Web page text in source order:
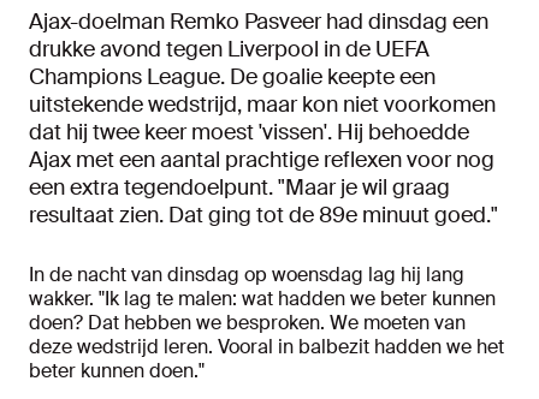
Ajax-doelman Remko Pasveer had dinsdag een
drukke avond tegen Liverpool in de UEFA
Champions League. De goalie keepte een
uitstekende wedstrijd, maar kon niet voorkomen
dat hij twee keer moest 'vissen'. Hij behoedde
Ajax met een aantal prachtige reflexen voor nog
een extra tegendoelpunt. "Maar je wil graag
resultaat zien. Dat ging tot de 89e minuut goed."
In de nacht van dinsdag op woensdag lag hij lang
wakker. "Ik lag te malen: wat hadden we beter kunnen
doen? Dat hebben we besproken. We moeten van
deze wedstrijd leren. Vooral in balbezit hadden we het
beter kunnen doen."